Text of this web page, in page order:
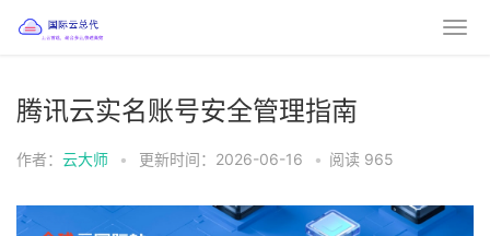
腾讯云实名账号安全管理指南
作者： 云大师 • 更新时间：2026-06-16 • 阅读 965